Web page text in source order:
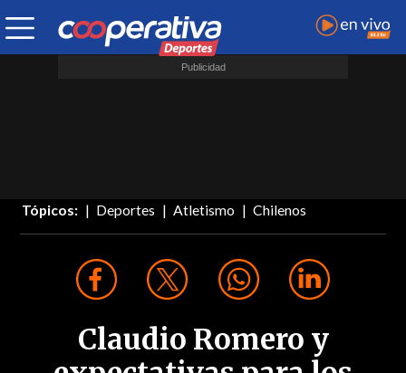
Tópicos: Deportes Atletismo Chilenos
Claudio Romero y